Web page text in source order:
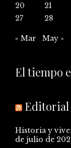
20
21
27
28
« Mar May »
El tiempo
Editorial
Historia y
de julio de